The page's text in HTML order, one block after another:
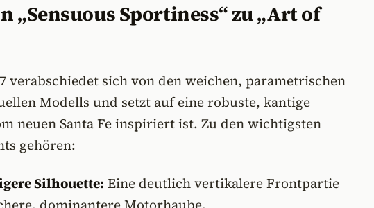
„Sensuous Sportiness“ zu „Art of
verabschiedet sich von den weichen, parametrischen
Modells und setzt auf eine robuste, kantige
neuen Santa Fe inspiriert ist. Zu den wichtigsten
gehören:
Silhouette: Eine deutlich vertikalere Frontpartie